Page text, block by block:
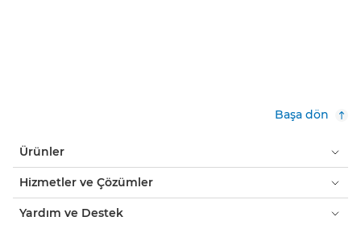
Başa dön
Ürünler
Hizmetler ve Çözümler
Yardım ve Destek